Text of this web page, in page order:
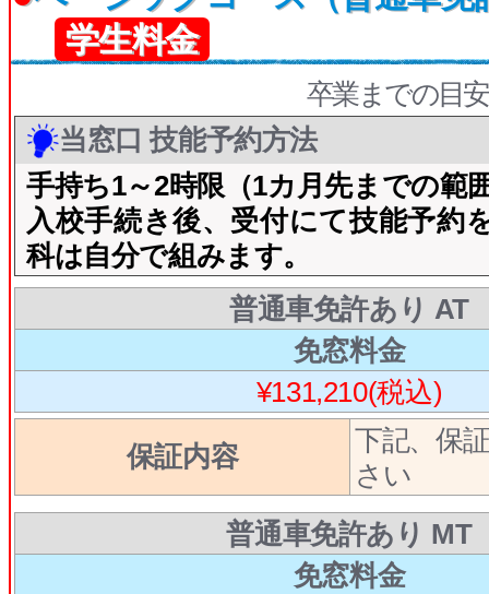
学生料金
卒業までの目
当窓口 技能予約方法
手持ち1～2時限（1カ月先までの範
入校手続き後、受付にて技能予約
科は自分で組みます。
普通車免許あり AT
免窓料金
¥131,210(税込)
保証内容
下記、保
さい
普通車免許あり MT
免窓料金